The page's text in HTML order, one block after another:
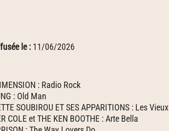
le : 11/06/2026
: Radio Rock
: Old Man
SOUBIROU ET SES APPARITIONS : Les Vieux
COLE et THE KEN BOOTHE : Arte Bella